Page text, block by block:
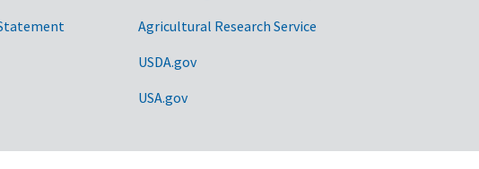
Agricultural Research Service
USDA.gov
USA.gov